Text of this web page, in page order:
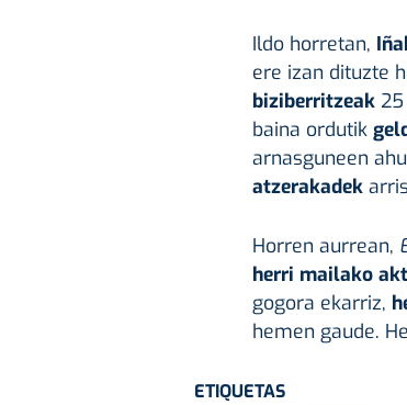
Ildo horretan,
ere izan dituzte
biziberritzeak
baina ordutik
arnasguneen
atzerakadek
Horren aurrean,
herri mailako
gogora ekarriz,
hemen gaude.
ETIQUETAS